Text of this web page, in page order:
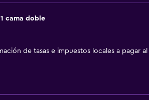
cama doble
de tasas e impuestos locales a pagar